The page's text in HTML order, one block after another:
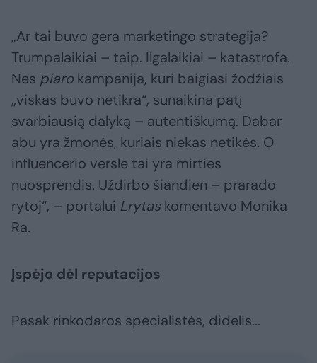
„Ar tai buvo gera marketingo strategija?
Trumpalaikiai – taip. Ilgalaikiai – katastrofa.
Nes piaro kampanija, kuri baigiasi žodžiais
„viskas buvo netikra“, sunaikina patį
svarbiausią dalyką – autentiškumą. Dabar
abu yra žmonės, kuriais niekas netikės. O
influencerio versle tai yra mirties
nuosprendis. Uždirbo šiandien – prarado
rytoj“, – portalui Lrytaskomentavo Monika
Ra.
Įspėjo dėl reputacijos
Pasak rinkodaros specialistės, didelis...